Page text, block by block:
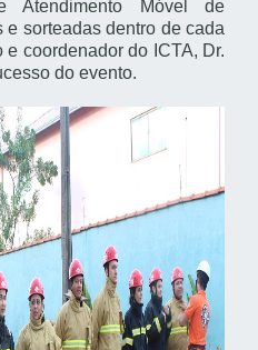
Atendimento Móvel de
sorteadas dentro de cada
coordenador do ICTA, Dr.
do evento.